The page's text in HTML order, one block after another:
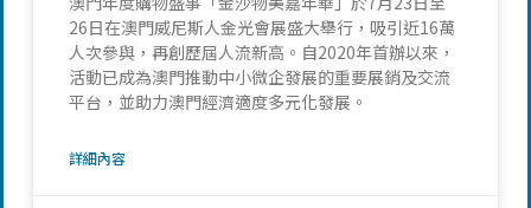
26日在澳門威尼斯人金光會展盛大舉行，吸引近16萬
人次參與，再創歷屆人流新高。自2020年首辦以來，
活動已成為澳門推動中小微企發展的重要展銷及交流
平台，並助力澳門經濟適度多元化發展。
詳細內容